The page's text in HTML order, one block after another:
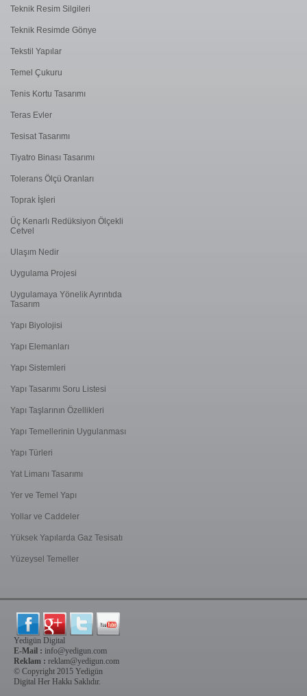
Teknik Resim Silgileri
Teknik Resimde Gönye
Tekstil Yapılar
Temel Çukuru
Tenis Kortu Tasarımı
Teras Evler
Tesisat Tasarımı
Tiyatro Binası Tasarımı
Tolerans Ölçü Oranları
Toprak İşleri
Üç Kenarlı Redüksiyon Ölçekli
Cetvel
Ulaşım Nedir
Uygulama Projesi
Uygulamaya Yönelik Ayrıntıda
Tasarım
Yapı Biyolojisi
Yapı Elemanları
Yapı Sistemleri
Yapı Tasarımı Soru Listesi
Yapı Taşlarının Özellikleri
Yapı Temellerinin Uygulanması
Yapı Türleri
Yat Limanı Tasarımı
Yer ve Temel Yapı
Yollar ve Caddeler
Yüksek Yapılarda Gaz Tesisatı
Yüzeysel Temeller
Yedigün Digital
E-Mail : info@yedigun.com
Reklam : reklam@yedigun.com
© Copyright 2015 Yedigün
Digital Her Hakkı Saklıdır.